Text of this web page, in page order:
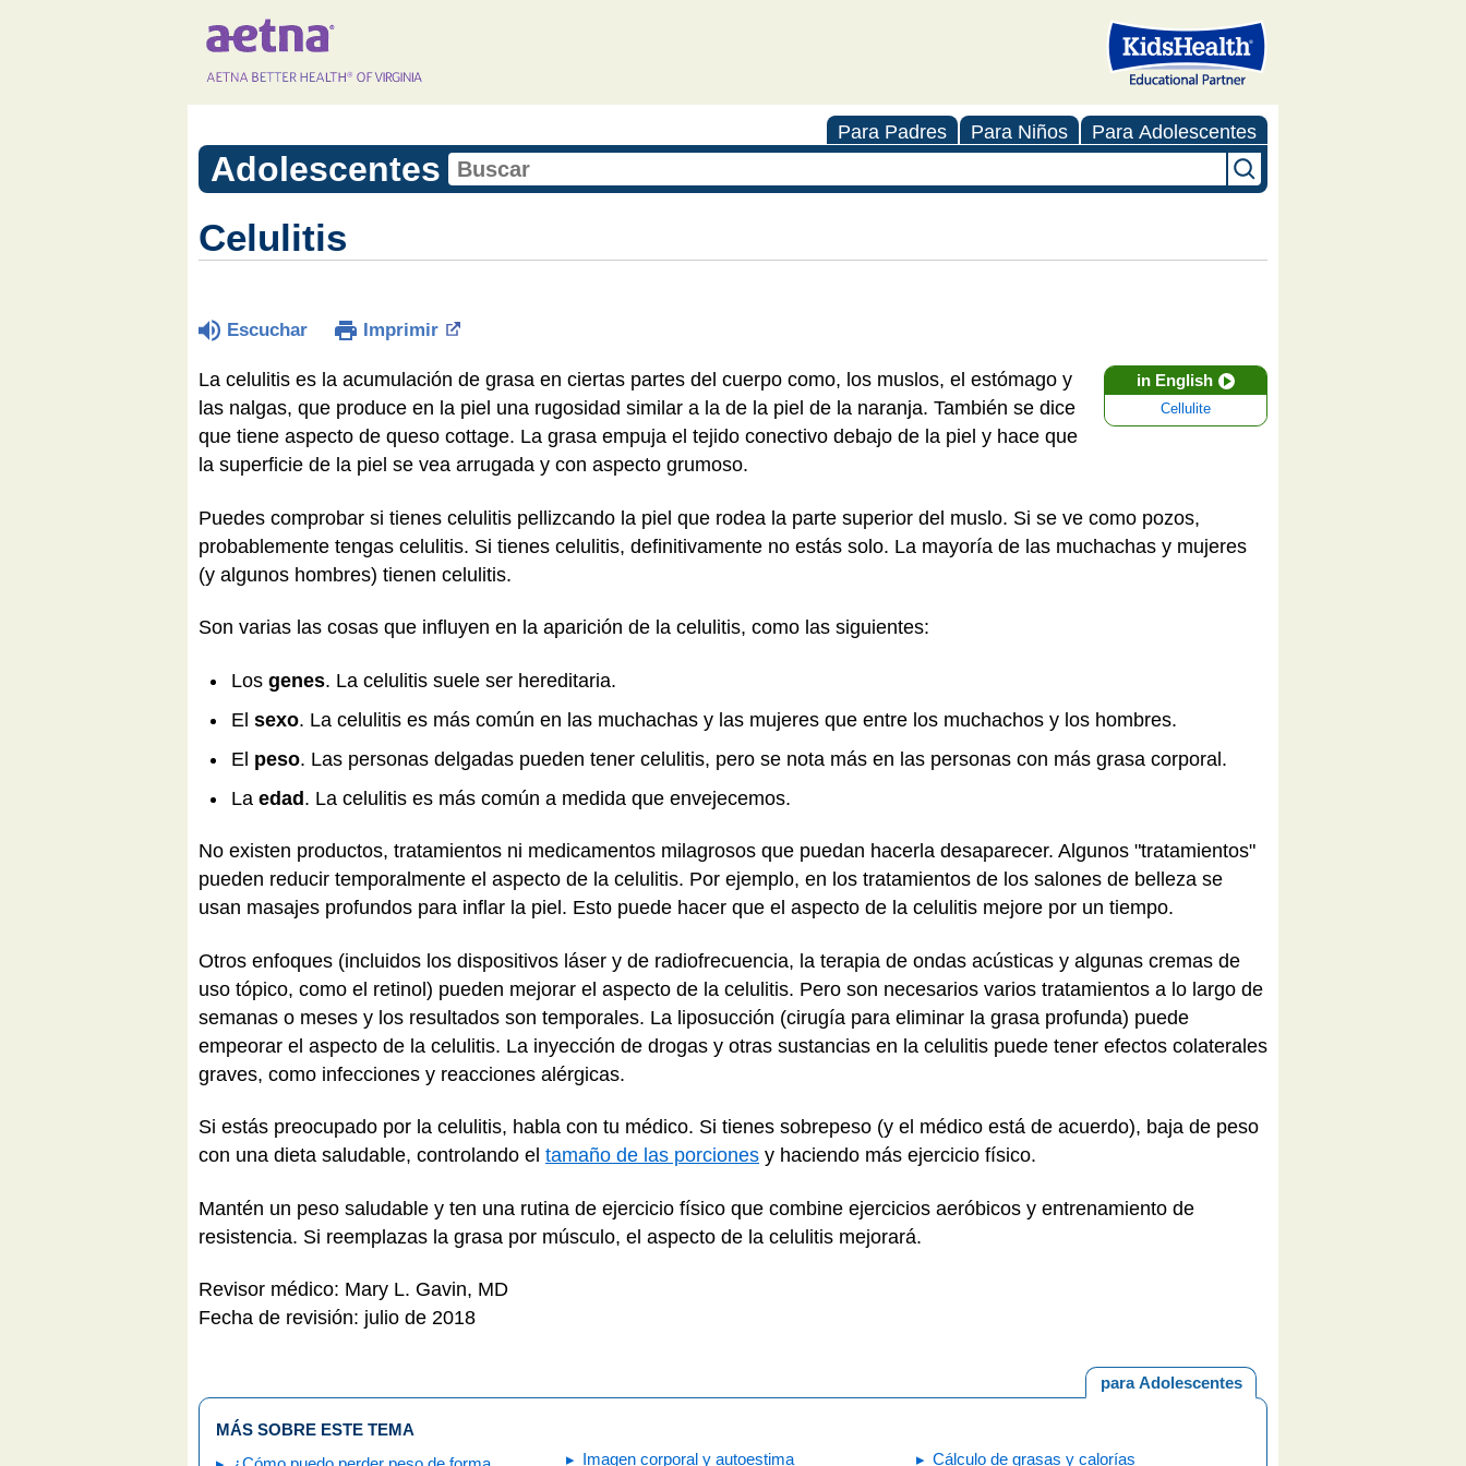
Para Padres Para Niños Para Adolescentes
Adolescentes
Celulitis
Escuchar Imprimir
in English
Cellulite
La celulitis es la acumulación de grasa en ciertas partes del cuerpo como, los muslos, el estómago y
las nalgas, que produce en la piel una rugosidad similar a la de la piel de la naranja. También se dice
que tiene aspecto de queso cottage. La grasa empuja el tejido conectivo debajo de la piel y hace que
la superficie de la piel se vea arrugada y con aspecto grumoso.
Puedes comprobar si tienes celulitis pellizcando la piel que rodea la parte superior del muslo. Si se ve como pozos,
probablemente tengas celulitis. Si tienes celulitis, definitivamente no estás solo. La mayoría de las muchachas y mujeres
(y algunos hombres) tienen celulitis.
Son varias las cosas que influyen en la aparición de la celulitis, como las siguientes:
Los genes. La celulitis suele ser hereditaria.
El sexo. La celulitis es más común en las muchachas y las mujeres que entre los muchachos y los hombres.
El peso. Las personas delgadas pueden tener celulitis, pero se nota más en las personas con más grasa corporal.
La edad. La celulitis es más común a medida que envejecemos.
No existen productos, tratamientos ni medicamentos milagrosos que puedan hacerla desaparecer. Algunos "tratamientos"
pueden reducir temporalmente el aspecto de la celulitis. Por ejemplo, en los tratamientos de los salones de belleza se
usan masajes profundos para inflar la piel. Esto puede hacer que el aspecto de la celulitis mejore por un tiempo.
Otros enfoques (incluidos los dispositivos láser y de radiofrecuencia, la terapia de ondas acústicas y algunas cremas de
uso tópico, como el retinol) pueden mejorar el aspecto de la celulitis. Pero son necesarios varios tratamientos a lo largo de
semanas o meses y los resultados son temporales. La liposucción (cirugía para eliminar la grasa profunda) puede
empeorar el aspecto de la celulitis. La inyección de drogas y otras sustancias en la celulitis puede tener efectos colaterales
graves, como infecciones y reacciones alérgicas.
Si estás preocupado por la celulitis, habla con tu médico. Si tienes sobrepeso (y el médico está de acuerdo), baja de peso
con una dieta saludable, controlando el tamaño de las porciones y haciendo más ejercicio físico.
Mantén un peso saludable y ten una rutina de ejercicio físico que combine ejercicios aeróbicos y entrenamiento de
resistencia. Si reemplazas la grasa por músculo, el aspecto de la celulitis mejorará.
Revisor médico: Mary L. Gavin, MD
Fecha de revisión: julio de 2018
para Adolescentes
MÁS SOBRE ESTE TEMA
Imagen corporal y autoestima Cálculo de grasas y calorías